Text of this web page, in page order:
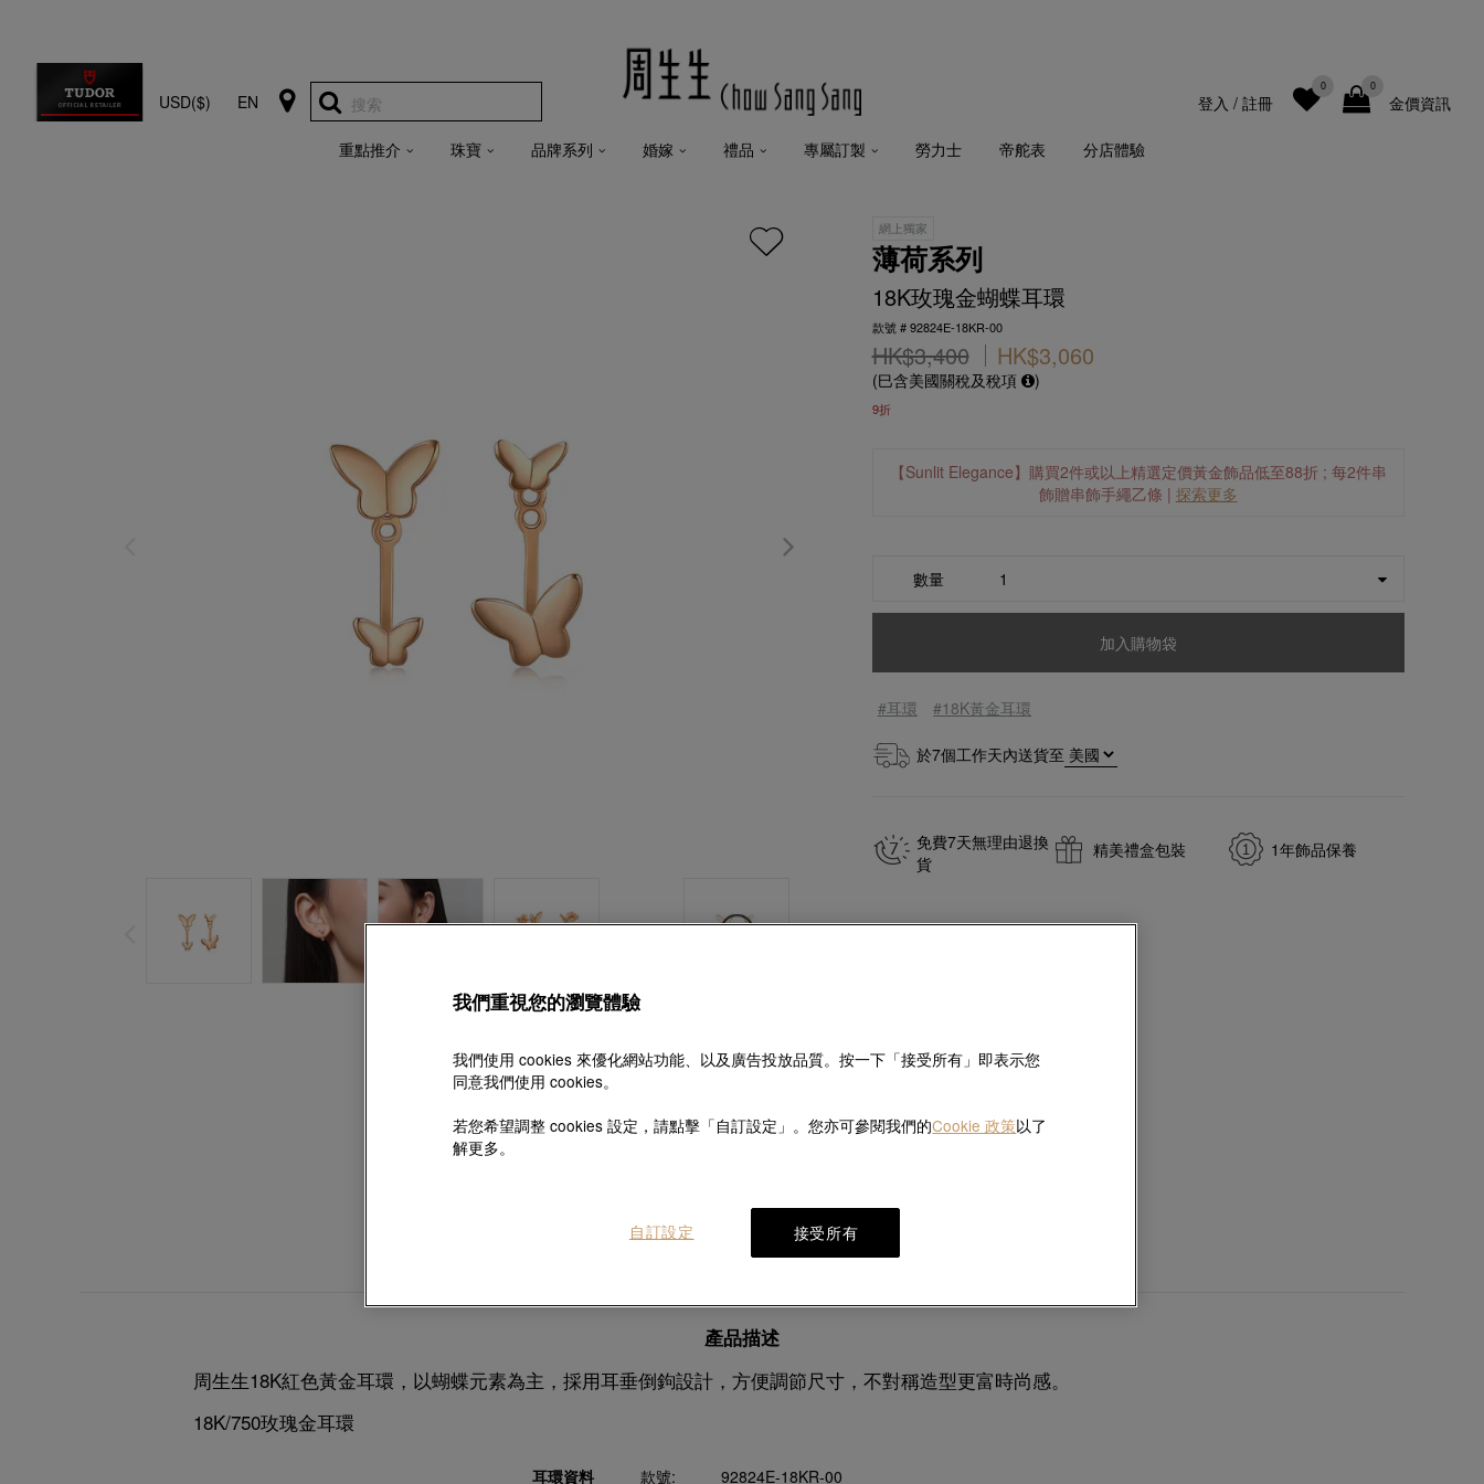
USD($) EN 搜索 金價資訊
0
0
登入 / 註冊
重點推介 珠寶 品牌系列 婚嫁 禮品 專屬訂製 勞力士 帝舵表 分店體驗
網上獨家
薄荷系列
18K玫瑰金蝴蝶耳環
款號 # 92824E-18KR-00
HK$3,400 HK$3,060
(巳含美國關稅及稅項 )
9折
【Sunlit Elegance】購買2件或以上精選定價黃金飾品低至88折 ; 每2件串
飾贈串飾手繩乙條 | 探索更多
數量
加入購物袋
#耳環 #18K黃金耳環
於7個工作天內送貨至
免費7天無理由退換
貨
精美禮盒包裝 1年飾品保養
探索此系列故事
產品資料 配送及退換
產品描述
周生生18K紅色黃金耳環，以蝴蝶元素為主，採用耳垂倒鉤設計，方便調節尺寸，不對稱造型更富時尚感。
18K/750玫瑰金耳環
耳環資料 款號: 92824E-18KR-00
我們重視您的瀏覽體驗
我們使用 cookies 來優化網站功能、以及廣告投放品質。按一下「接受所有」即表示您
同意我們使用 cookies。
若您希望調整 cookies 設定，請點擊「自訂設定」。您亦可參閱我們的Cookie 政策以了
解更多。
接受所有
自訂設定